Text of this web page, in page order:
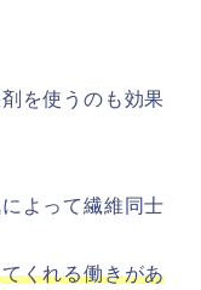
を使うのも効果
よって繊維同士
くれる働きがあ